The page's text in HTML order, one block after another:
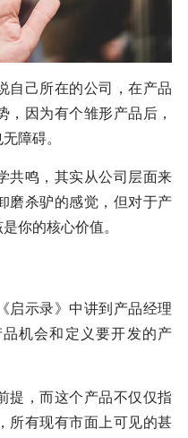
自己所在的公司，在产品
，因为有个雏形产品后，
障碍。
共鸣，其实从公司层面来
磨杀驴的感觉，但对于产
你的核心价值。
启示录》中讲到产品经理
机会和定义要开发的产
提，而这个产品不仅仅指
所有现有市面上可见的甚